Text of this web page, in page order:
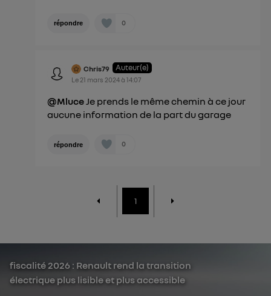
répondre 0
Chris79 Auteur(e)
Le 21 mars 2024à14:07
@MluceJe prends le même chemin à ce jour
aucune information de la part du garage
répondre 0
1
fiscalité 2026 : Renault rend la transition
électrique plus lisible et plus accessible